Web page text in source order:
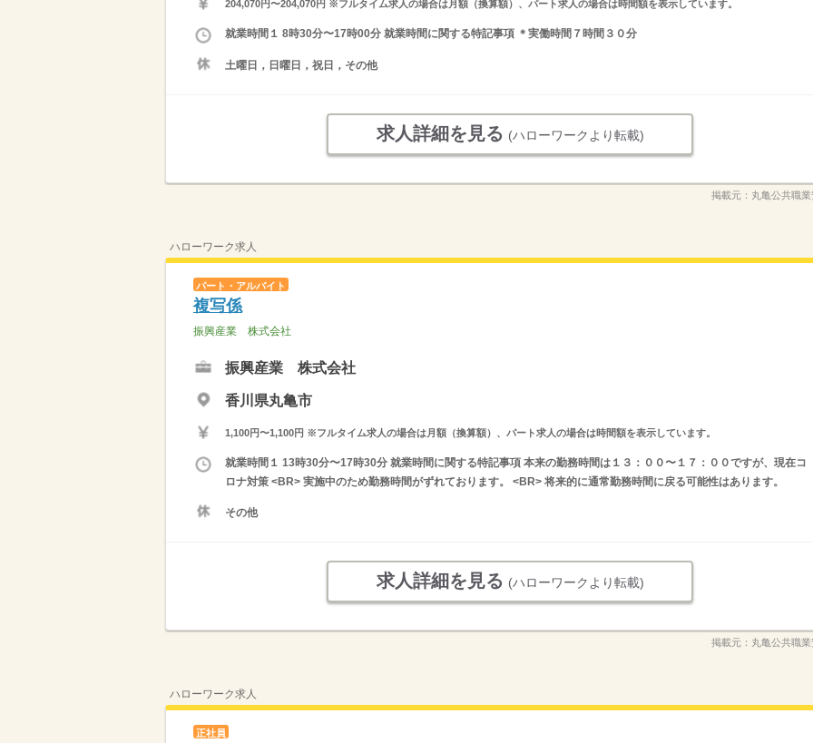
204,070円〜204,070円 ※フルタイム求人の場合は月額（換算額）、パート求人の場合は時間額を表示しています。
就業時間１ 8時30分〜17時00分 就業時間に関する特記事項 ＊実働時間７時間３０分
土曜日，日曜日，祝日，その他
求人詳細を見る (ハローワークより転載)
掲載元： 丸亀公共職
ハローワーク求人
パート・アルバイト
複写係
振興産業 株式会社
振興産業 株式会社
香川県丸亀市
1,100円〜1,100円 ※フルタイム求人の場合は月額（換算額）、パート求人の場合は時間額を表示しています。
就業時間１ 13時30分〜17時30分 就業時間に関する特記事項 本来の勤務時間は１３：００〜１７：００ですが、現在コ
ロナ対策 <BR> 実施中のため勤務時間がずれております。 <BR> 将来的に通常勤務時間に戻る可能性はあります。
その他
求人詳細を見る (ハローワークより転載)
掲載元： 丸亀公共職
ハローワーク求人
正社員